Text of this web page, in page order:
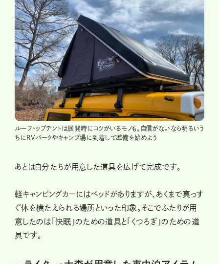
ルーフトップテントは展開時にコツがいるモノも。自信がないなら明るいう
ちにRVパークやキャンプ場に到着して準備を始めよう
あとは自分たちが用意した道具を広げて完成です。
軽キャンピングカーにはベッドがありますが、あくまで真っす
ぐ体を横たえられる場所といった印象。そこでふたりが用
意したのは「快眠」のための道具と「くつろぎ」のための道
具です。